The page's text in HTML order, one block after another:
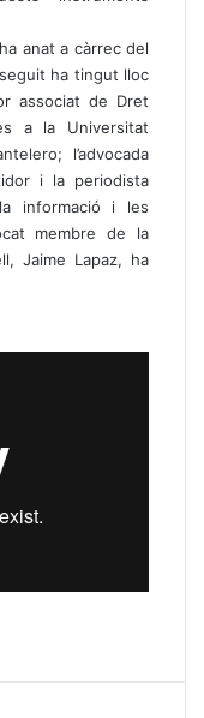
anat a càrrec del
ha tingut lloc
associat de Dret
a la Universitat
l’advocada
i la periodista
informació i les
membre de la
Jaime Lapaz, ha